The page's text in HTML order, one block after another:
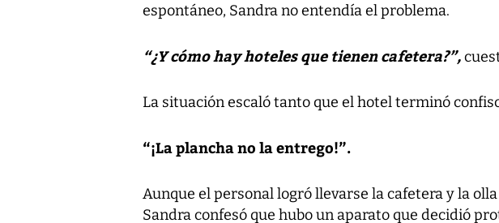
espontáneo, Sandra no entendía el problema.
“¿Y cómo hay hoteles que tienen cafetera?”,
La situación escaló tanto que el hotel terminó
“¡La plancha no la entrego!”.
Aunque el personal logró llevarse la cafetera y la
Sandra confesó que hubo un aparato que decidió